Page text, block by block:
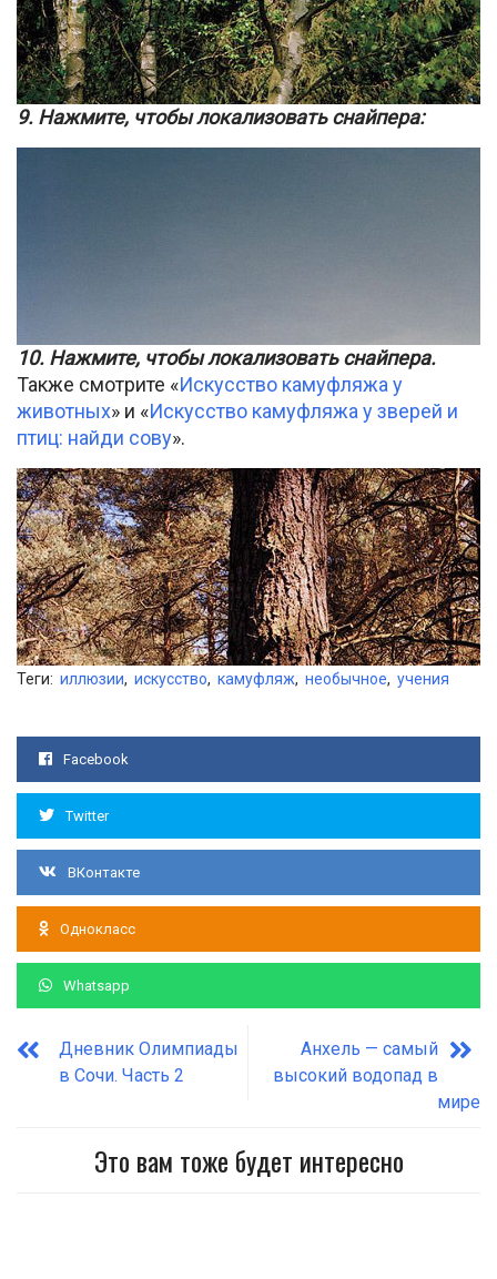
9. Нажмите, чтобы локализовать снайпера:
10. Нажмите, чтобы локализовать снайпера.
Также смотрите «Искусство камуфляжа у
животных» и «Искусство камуфляжа у зверей и
птиц: найди сову».
Теги: иллюзии, искусство, камуфляж, необычное, учения
Facebook
Twitter
ВКонтакте
Однокласс
Whatsapp
Дневник Олимпиады
в Сочи. Часть 2
Анхель — самый
высокий водопад в
мире
Это вам тоже будет интересно